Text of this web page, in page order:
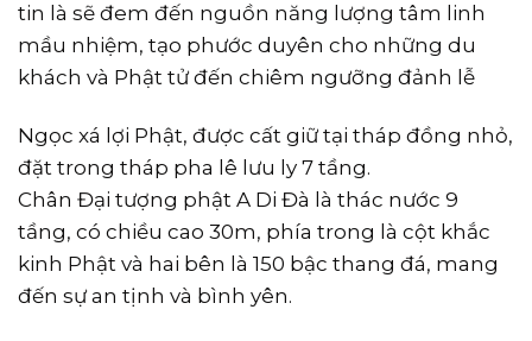
tin là sẽ đem đến nguồn năng lượng tâm linh
mầu nhiệm, tạo phước duyên cho những du
khách và Phật tử đến chiêm ngưỡng đảnh lễ
Ngọc xá lợi Phật, được cất giữ tại tháp đồng nhỏ,
đặt trong tháp pha lê lưu ly 7 tầng.
Chân Đại tượng phật A Di Đà là thác nước 9
tầng, có chiều cao 30m, phía trong là cột khắc
kinh Phật và hai bên là 150 bậc thang đá, mang
đến sự an tịnh và bình yên.